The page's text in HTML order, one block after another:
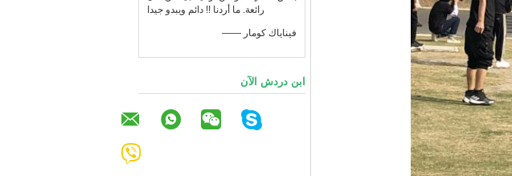
رائعة. ما أردنا !! دائم ويبدو جيدا
—— فيناياك كومار
ابن دردش الآن